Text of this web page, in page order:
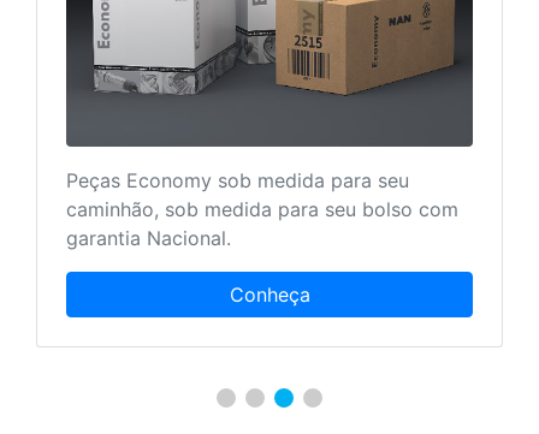
Peças Economy sob medida para seu
caminhão, sob medida para seu bolso com
garantia Nacional.
Conheça